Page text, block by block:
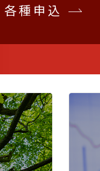
各種申込